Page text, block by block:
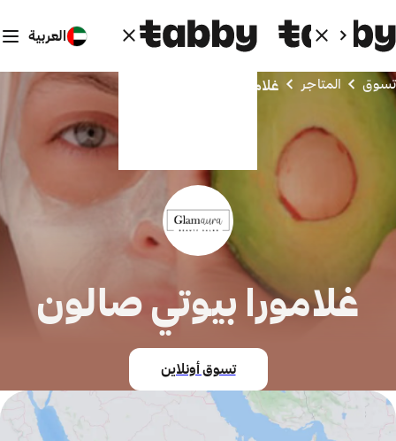
العربية
تسوق المتاجر غلامورا بيوتي صالون
غلامورا بيوتي صالون
تسوق أونلاين